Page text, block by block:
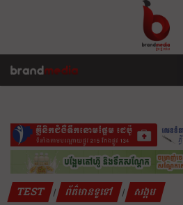
TEST | ព័ត៌មានទូទៅ | សង្គម